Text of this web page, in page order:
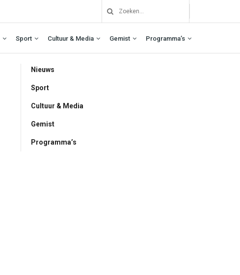
Sport Cultuur & Media Gemist Programma’s
Nieuws
Sport
Cultuur & Media
Gemist
Programma’s